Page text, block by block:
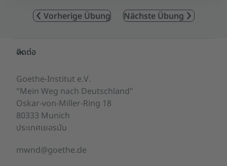
Vorherige Übung Nächste Übung
Service- und Informationsbereich
ติดต่อ
Goethe-Institut e.V.
"Mein Weg nach Deutschland"
Oskar-von-Miller-Ring 18
80333 Munich
ประเทศเยอรมัน
mwnd@goethe.de